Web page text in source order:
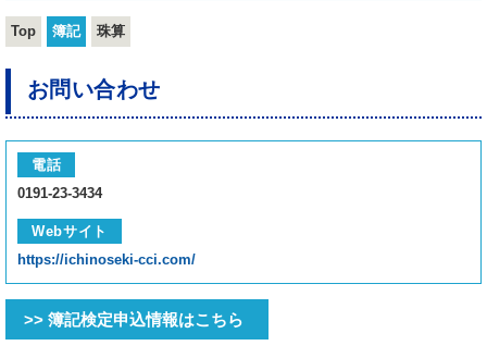
Top 簿記 珠算
お問い合わせ
電話
0191-23-3434
Webサイト
https://ichinoseki-cci.com/
>> 簿記検定申込情報はこちら